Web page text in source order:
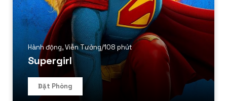
Hành động,Viễn Tưởng/108 phút
Supergirl
Đặt Phòng